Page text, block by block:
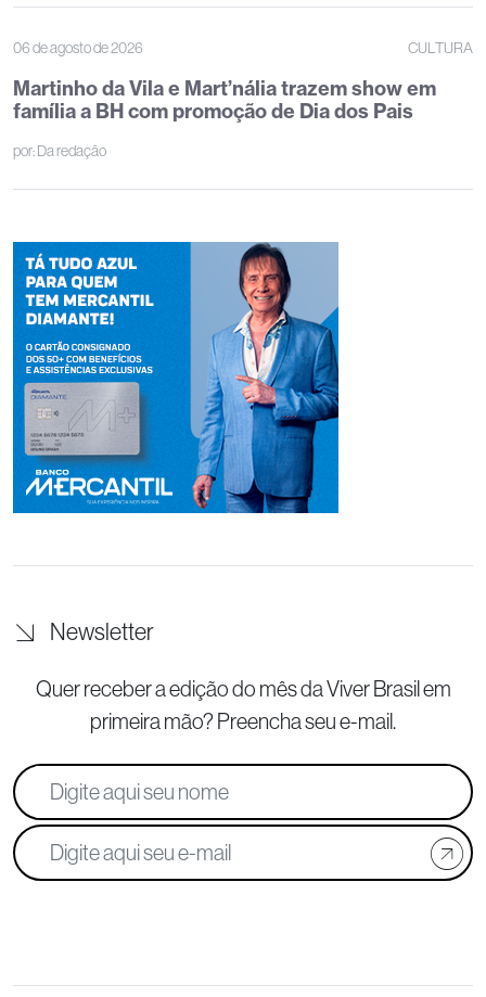
06 de agosto de 2026 CULTURA
Martinho da Vila e Mart’nália trazem show em
família a BH com promoção de Dia dos Pais
por:Da redação
Newsletter
Quer receber a edição do mês da Viver Brasil em
primeira mão? Preencha seu e-mail.